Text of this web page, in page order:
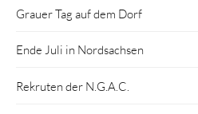
Grauer Tag auf dem Dorf
Ende Juli in Nordsachsen
Rekruten der N.G.A.C.